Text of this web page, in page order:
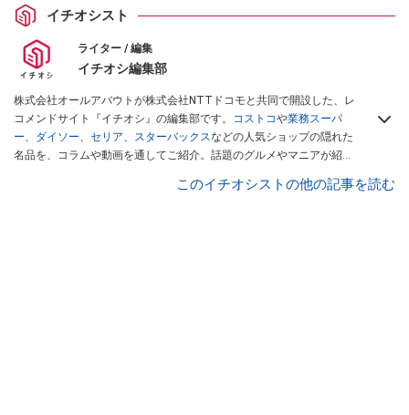
イチオシスト
ライター / 編集
イチオシ編集部
株式会社オールアバウトが株式会社NTTドコモと共同で開設した、レ
コメンドサイト『イチオシ』の編集部です。 コストコや業務スーパ
ー、 ダイソー、 セリア、 スターバックスなどの人気ショップの隠れた
名品を、コラムや動画を通してご紹介。話題のグルメやマニアが紹介
インフルエンサーが実際に使用してレビューしています。毎日トレン
このイチオシストの他の記事を読む